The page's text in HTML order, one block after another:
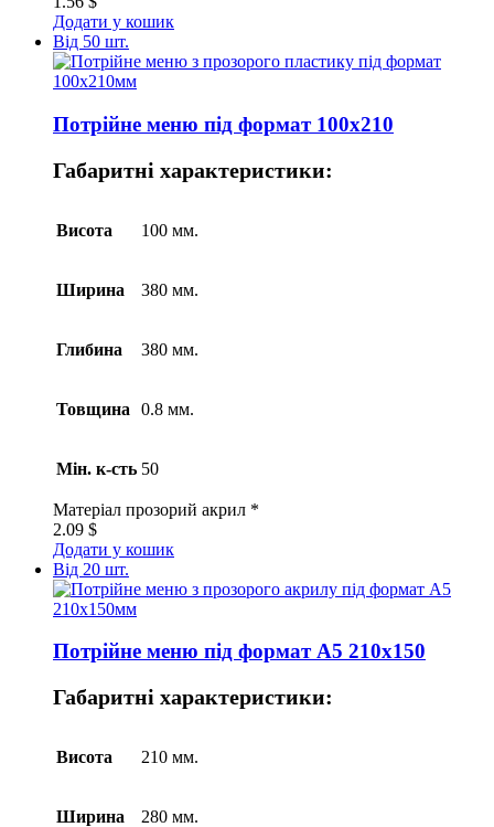
Додати у кошик
Від 50 шт.
Потрійне меню під формат 100х210
Габаритні характеристики:
Висота 100 мм.
Ширина 380 мм.
Глибина 380 мм.
Товщина 0.8 мм.
Мін. к-сть 50
Матеріал прозорий акрил *
2.09 $
Додати у кошик
Від 20 шт.
Потрійне меню під формат А5 210х150
Габаритні характеристики:
Висота 210 мм.
Ширина 280 мм.